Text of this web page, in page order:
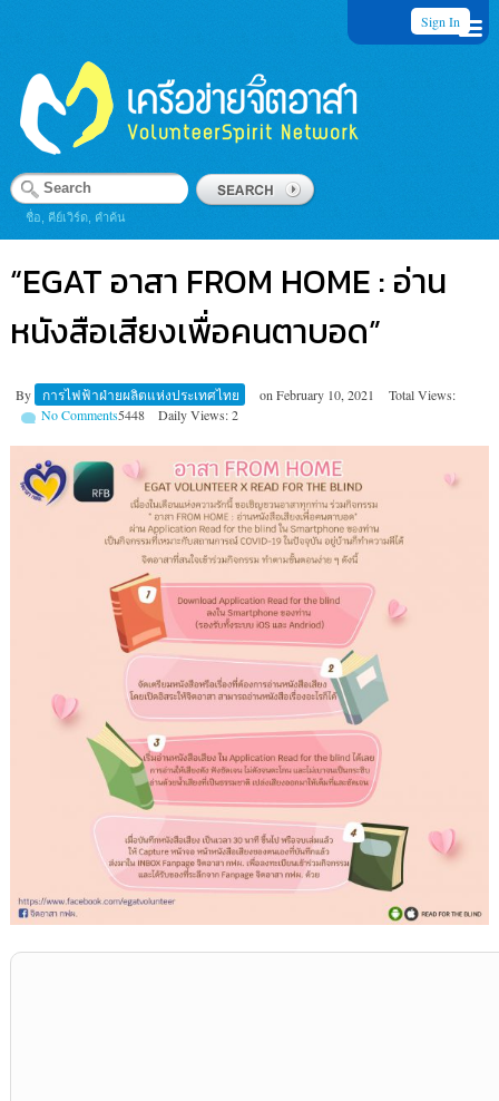
Sign In
ชื่อ, คีย์เวิร์ด, คำค้น
“EGAT อาสา FROM HOME : อ่าน
หนังสือเสียงเพื่อคนตาบอด”
By การไฟฟ้าฝ่ายผลิตแห่งประเทศไทย on February 10, 2021
Total Views:
5448
Daily Views: 2
No Comments